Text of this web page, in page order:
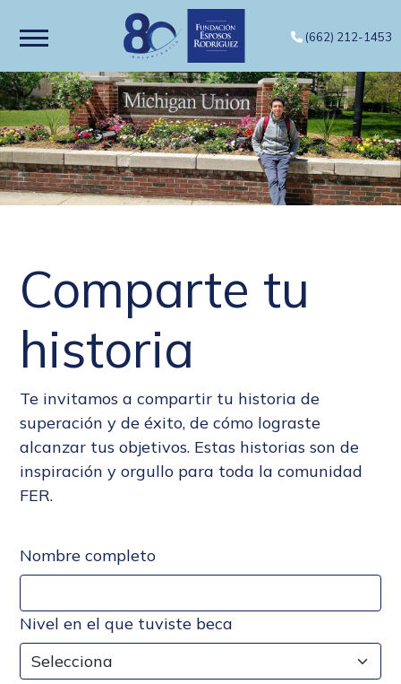
(662) 212-1453
Comparte tu
historia
Te invitamos a compartir tu historia de
superación y de éxito, de cómo lograste
alcanzar tus objetivos. Estas historias son de
inspiración y orgullo para toda la comunidad
FER.
Nombre completo
Nivel en el que tuviste beca